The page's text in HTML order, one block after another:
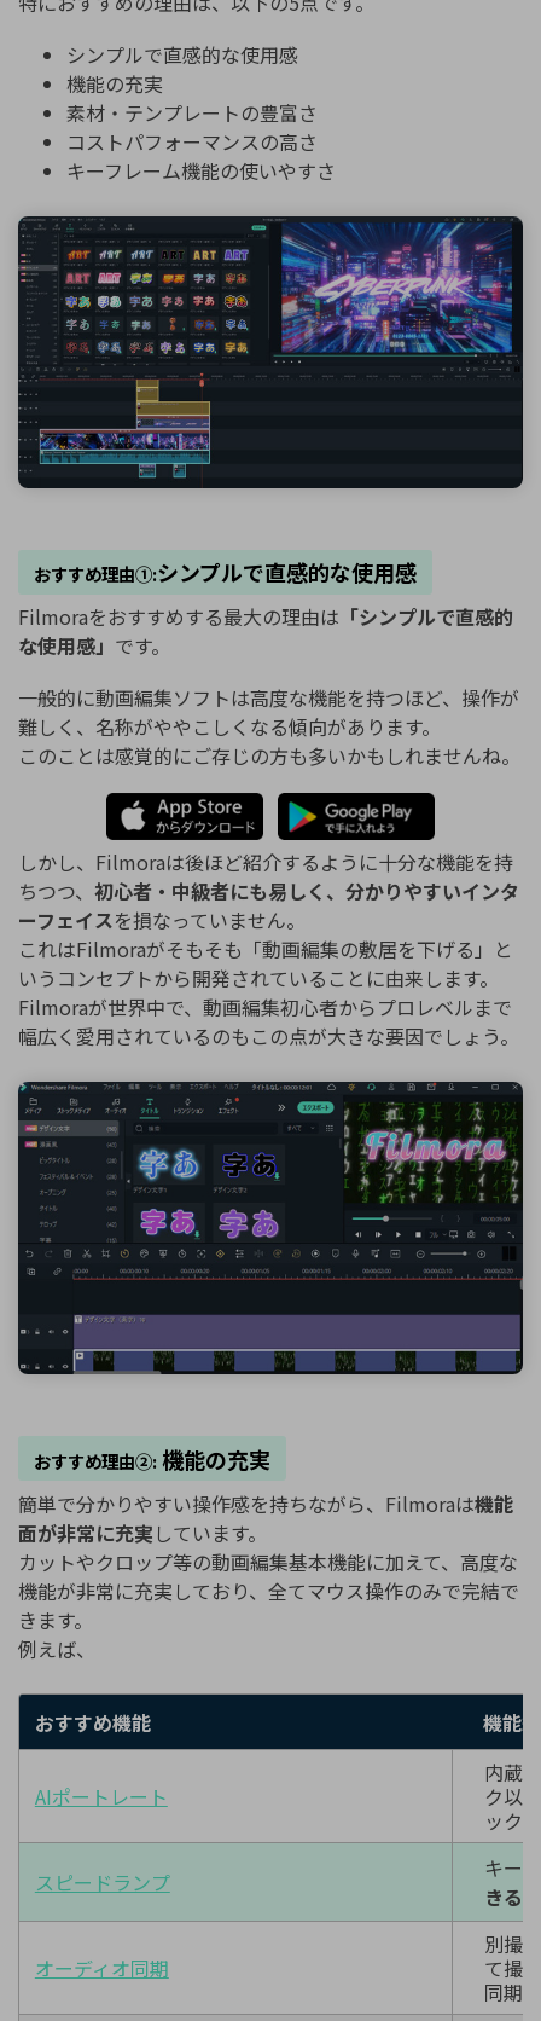
シンプルで直感的な使用感
機能の充実
素材・テンプレートの豊富さ
コストパフォーマンスの高さ
キーフレーム機能の使いやすさ
おすすめ理由①:シンプルで直感的な使用感
Filmoraをおすすめする最大の理由は 「シンプルで直感的
な使用感」 です。
一般的に動画編集ソフトは高度な機能を持つほど、操作が
難しく、名称がややこしくなる傾向があります。
このことは感覚的にご存じの方も多いかもしれませんね。
しかし、Filmoraは後ほど紹介するように十分な機能を持
ちつつ、 初心者・中級者にも易しく、分かりやすいインタ
ーフェイスを損なっていません。
これはFilmoraがそもそも「動画編集の敷居を下げる」と
いうコンセプトから開発されていることに由来します。
Filmoraが世界中で、動画編集初心者からプロレベルまで
幅広く愛用されているのもこの点が大きな要因でしょう。
おすすめ理由②: 機能の充実
簡単で分かりやすい操作感を持ちながら、Filmoraは機能
面が非常に充実 しています。
カットやクロップ等の動画編集基本機能に加えて、高度な
機能が非常に充実しており、全てマウス操作のみで完結で
きます。
例えば、
おすすめ機能 機能
AIポートレート
内蔵
ク以
ック
スピードランプ
キー
きる
オーディオ同期
別撮
て撮
同期